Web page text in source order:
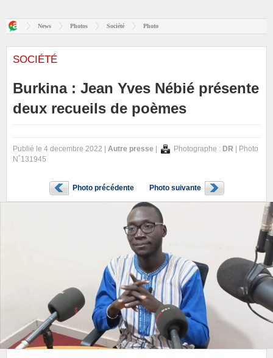
News Photos Société Photo
SOCIÉTÉ
Burkina : Jean Yves Nébié présente
deux recueils de poèmes
Publié le 4 decembre 2022 | Autre presse Photographe : DR | Photo
N˚131945
Photo précédente Photo suivante